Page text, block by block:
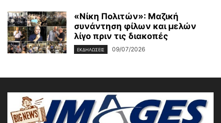
«Νίκη Πολιτών»: Μαζική
συνάντηση φίλων και μελών
λίγο πριν τις διακοπές
ΕΚΔΗΛΩΣΕΙΣ 09/07/2026